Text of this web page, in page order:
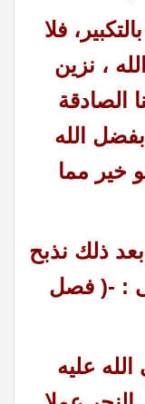
فلا
، نزين
الصادقة
الله
خير مما
بعد ذلك نذبح
: -( فصل
عليه